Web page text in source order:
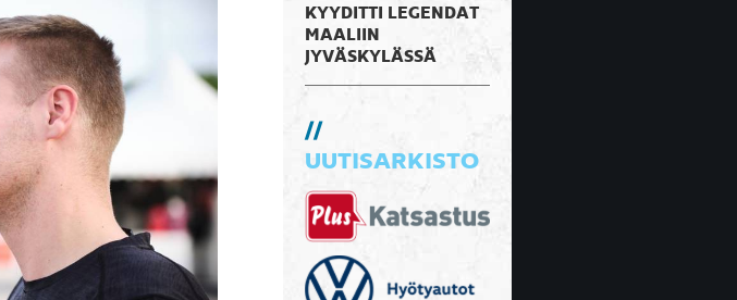
KYYDITTI LEGENDAT
MAALIIN
JYVÄSKYLÄSSÄ
UUTISARKISTO